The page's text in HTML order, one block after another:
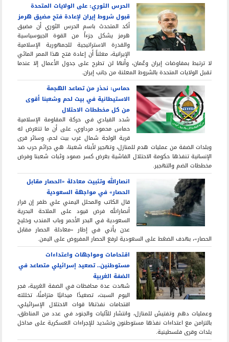
الحرس الثوري: على الولايات المتحدة
قبول شروط إيران لإعادة فتح مضيق هرمز
أكد المتحدث باسم الحرس الثوري أن مضيق
هرمز يشكل جزءاً من القوة الجيوسياسية
والقدرة الاستراتيجية للجمهورية الإسلامية
الإيرانية، معلناً أن إعادة فتح هذا الممر المائي
لا ترتبط بمفاوضات إيران وعُمان، وأنها لن تطرح على جدول الأعمال إلا عندما
تقبل الولايات المتحدة بالشروط المعلنة من جانب إيران.
حماس: نحذر من تصاعد الهجمة
الاستيطانية في بيت لحم وشعبنا أقوى
من كل مخططات الاحتلال
شدد القيادي في حركة المقاومة الإسلامية
حماس محمود مرداوي، على أن ما تتعرض له
قرية الولجة شمال غرب بيت لحم، وسائر قرى
وبلدات الضفة من عمليات هدم للمنازل، وتهجير لأبناء شعبنا، هي جرائم حرب ضد
الإنسانية تنفذها حكومة الاحتلال الفاشية بغرض كسر صمود وثبات شعبنا وفرض
مخططات الضم والتهجير.
انصارالله وتثبيت معادلة «الحصار مقابل
الحصار» في مواجهة السعودية
قال الكاتب والمحلل اليمني علي ظفر إن قرار
أنصارالله فرض قيود على الملاحة البحرية
السعودية في البحر الأحمر وباب المندب وخليج
عدن يأتي في إطار «معادلة الحصار مقابل
الحصار»، بهدف الضغط على السعودية لرفع الحصار المفروض على اليمن.
اقتحامات ومواجهات واعتداءات
مستوطنين.. تصعيد إسرائيلي متصاعد في
الضفة الغربية
شهدت عدة محافظات في الضفة الغربية، فجر
اليوم السبت، تصعيدًا ميدانيًا متزامنًا، تخللته
اقتحامات نفذتها قوات الاحتلال الإسرائيلي،
وعمليات دهم وتفتيش للمنازل، وانتشار للآليات والجنود في عدد من المناطق،
بالتزامن مع اعتداءات نفذها مستوطنون وتشديد للإجراءات العسكرية على مداخل
بلدات وقرى فلسطينية.